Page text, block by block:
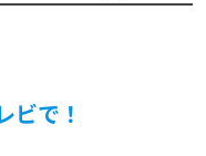
ビで！